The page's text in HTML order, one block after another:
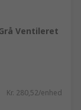
Grå Ventileret
Kr. 280,52/enhed